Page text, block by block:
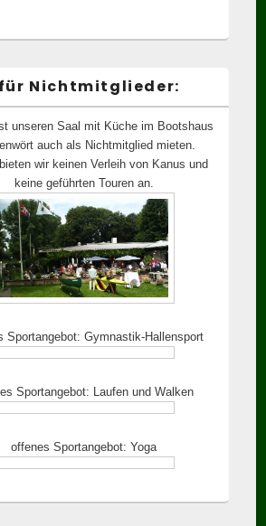
Nichtmitglieder:
unseren Saal mit Küche im Bootshaus
auch als Nichtmitglied mieten.
wir keinen Verleih von Kanus und
keine geführten Touren an.
Sportangebot: Gymnastik-Hallensport
Sportangebot: Laufen und Walken
offenes Sportangebot: Yoga